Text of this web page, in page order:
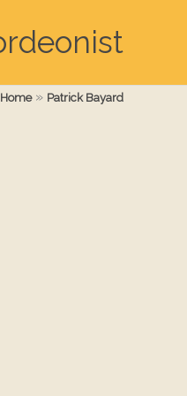
Home» Patrick Bayard